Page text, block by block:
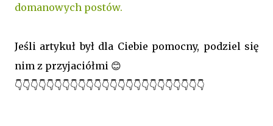
domanowych postów.
Jeśli artykuł był dla Ciebie pomocny, podziel się
nim z przyjaciółmi 😊
👇👇👇👇👇👇👇👇👇👇👇👇👇👇👇👇👇👇👇👇👇👇👇👇